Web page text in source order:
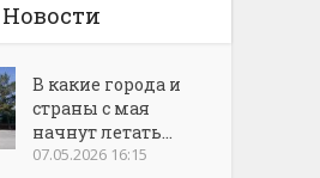
Новости
В какие города и
страны с мая
начнут летать...
07.05.2026 16:15